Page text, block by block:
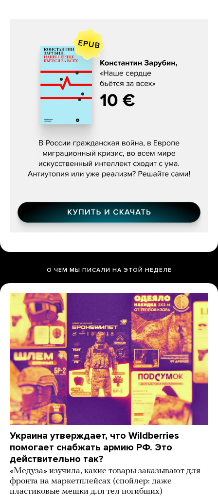
Константин Зарубин, «Наше сердце
О ЧЕМ МЫ ПИСАЛИ НА ЭТОЙ НЕДЕЛЕ
Украина утверждает, что Wildberries
помогает снабжать армию РФ. Это
действительно так?
«Медуза» изучила, какие товары заказывают для
фронта на маркетплейсах (спойлер: даже
пластиковые мешки для тел погибших)